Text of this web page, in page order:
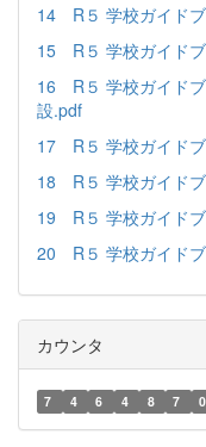
14 R５ 学校ガイド
15 R５ 学校ガイド
16 R５ 学校ガイド
設.pdf
17 R５ 学校ガイド
18 R５ 学校ガイド
19 R５ 学校ガイド
20 R５ 学校ガイド
カウンタ
7 4 6 4 8 7 0